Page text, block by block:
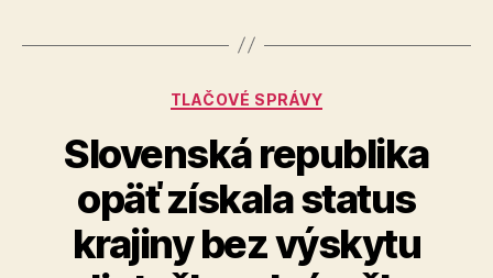
Kategórie
TLAČOVÉ SPRÁVY
Slovenská republika
opäť získala status
krajiny bez výskytu